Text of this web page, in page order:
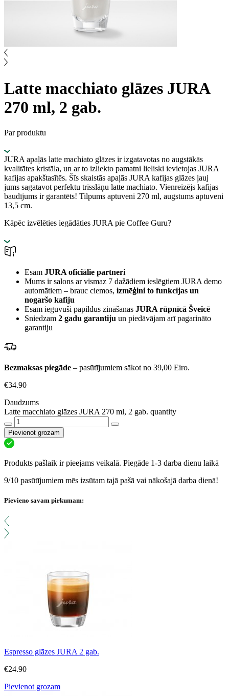
Latte macchiato glāzes JURA
270 ml, 2 gab.
Par produktu
JURA apaļās latte machiato glāzes ir izgatavotas no augstākās
kvalitātes kristāla, un ar to izliekto pamatni lieliski ievietojas JURA
kafijas apakštasītēs. Šīs skaistās apaļās JURA kafijas glāzes ļauj
jums sagatavot perfektu trīsslāņu latte machiato. Vienreizējs kafijas
baudījums ir garantēts! Tilpums aptuveni 270 ml, augstums aptuveni
13,5 cm.
Kāpēc izvēlēties iegādāties JURA pie Coffee Guru?
Esam JURA oficiālie partneri
Mums ir salons ar vismaz 7 dažādiem ieslēgtiem JURA demo
automātiem – brauc ciemos, izmēģini to funkcijas un
nogaršo kafiju
Esam ieguvuši papildus zināšanas JURA rūpnīcā Šveicē
Sniedzam 2 gadu garantiju un piedāvājam arī pagarināto
garantiju
Bezmaksas piegāde – pasūtījumiem sākot no 39,00 Eiro.
€34.90
Daudzums
Latte macchiato glāzes JURA 270 ml, 2 gab. quantity
Pievienot grozam
Produkts pašlaik ir pieejams veikalā. Piegāde 1-3 darba dienu laikā
9/10 pasūtījumiem mēs izsūtam tajā pašā vai nākošajā darba dienā!
Pievieno savam pirkumam:
Espresso glāzes JURA 2 gab.
€24.90
Pievienot grozam